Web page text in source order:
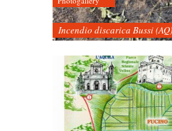
Incendio discarica Bussi (AQ)